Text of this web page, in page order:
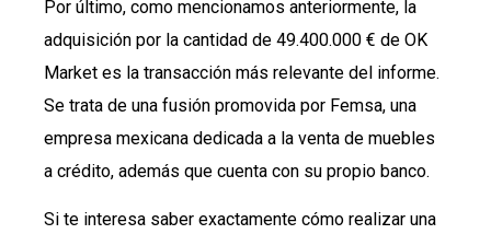
Por último, como mencionamos anteriormente, la
adquisición por la cantidad de 49.400.000 € de OK
Market es la transacción más relevante del informe.
Se trata de una fusión promovida por Femsa, una
empresa mexicana dedicada a la venta de muebles
a crédito, además que cuenta con su propio banco.
Si te interesa saber exactamente cómo realizar una